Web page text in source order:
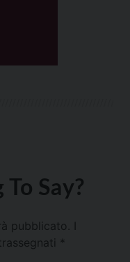
Say?
pubblicato.
*